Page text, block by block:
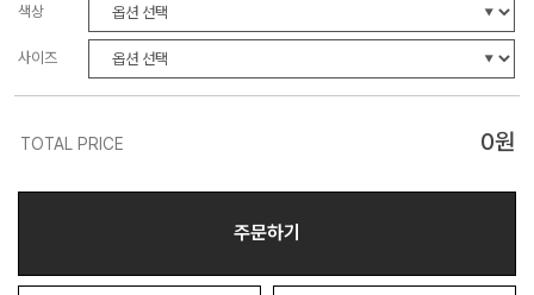
색상
사이즈
TOTAL PRICE 0원
주문하기